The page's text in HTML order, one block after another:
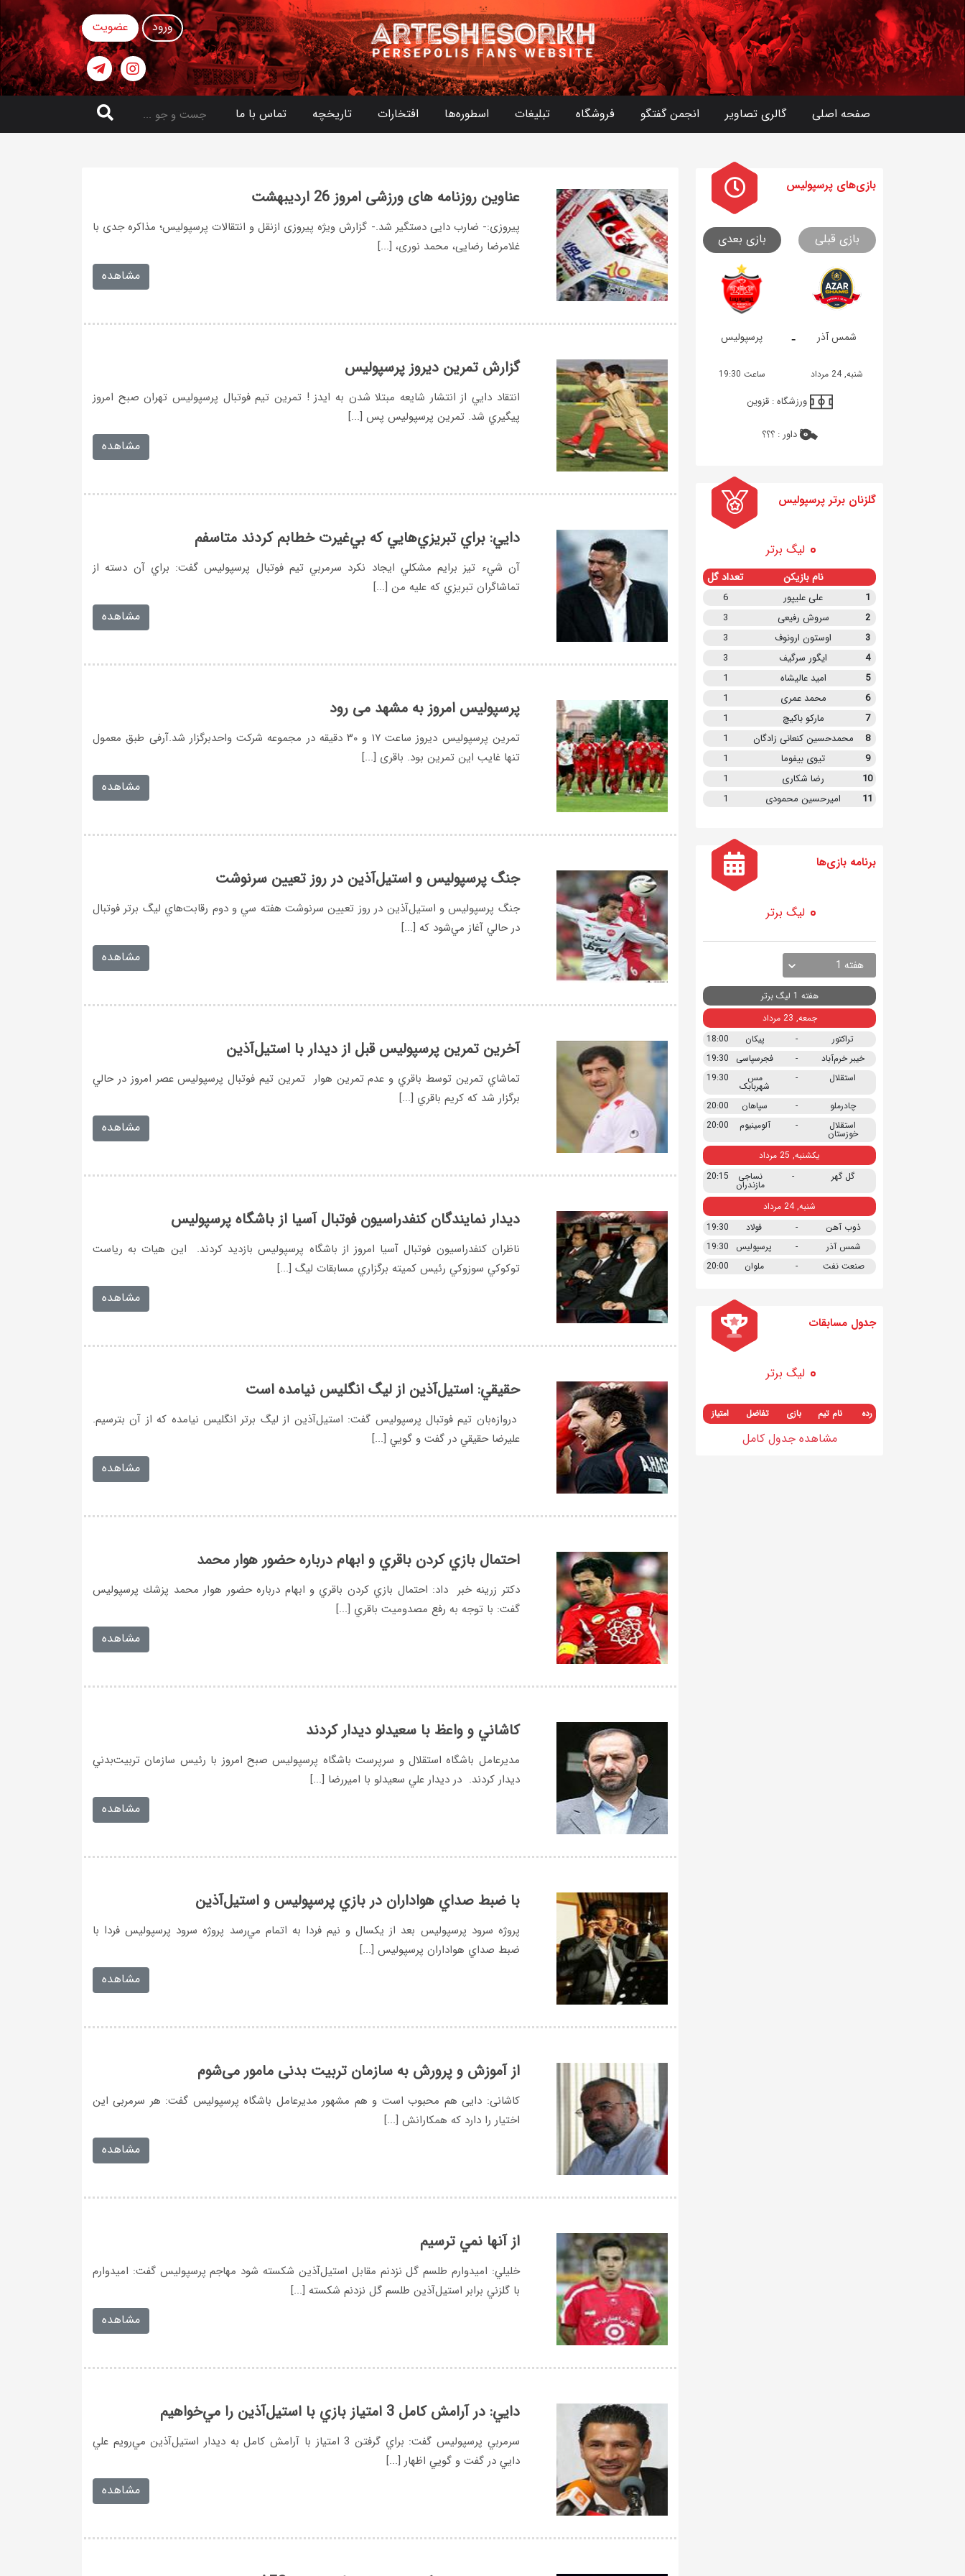
ورود عضویت
صفحه اصلی گالری تصاویر انجمن گفتگو فروشگاه تبلیغات اسطوره‌ها افتخارات تاریخچه تماس با ما
عناوین روزنامه های ورزشی امروز 26 اردیبهشت
پیروزی:- ضارب دایی دستگیر شد.- گزارش ویژه پیروزی ازنقل و انتقالات پرسپولیس؛ مذاکره جدی با
غلامرضا رضایی،‌ محمد نوری،‌ [...]
مشاهده
گزارش تمرين ديروز پرسپوليس
انتقاد دايي از انتشار شايعه مبتلا شدن به ايدز ! تمرين تيم فوتبال پرسپوليس تهران صبح امروز
پيگيري شد. تمرين پرسپوليس پس [...]
مشاهده
دايي: براي تبريزي‌هايي كه بي‌غيرت خطابم كردند متاسفم
آن شيء تيز برايم مشكلي ايجاد نكرد سرمربي تيم فوتبال پرسپوليس گفت: براي آن دسته از
تماشاگران تبريزي كه عليه من [...]
مشاهده
پرسپوليس امروز به مشهد مى رود
تمرين پرسپوليس ديروز ساعت ۱۷ و ۳۰ دقيقه در مجموعه شركت واحدبرگزار شد.آرفى طبق معمول
تنها غايب اين تمرين بود. باقرى [...]
مشاهده
جنگ پرسپوليس و استيل‌آذين در روز تعيين سرنوشت
جنگ پرسپوليس و استيل‌آذين در روز تعيين سرنوشت هفته سي و دوم رقابت‌هاي ليگ برتر فوتبال
در حالي آغاز مي‌شود كه [...]
مشاهده
آخرين تمرين پرسپوليس قبل از ديدار با استيل‌آذين
تماشاي تمرين توسط باقري و عدم تمرين هوار تمرين تيم فوتبال پرسپوليس عصر امروز در حالي
برگزار شد كه كريم باقري [...]
مشاهده
ديدار نمايندگان كنفدراسيون فوتبال آسيا از باشگاه پرسپوليس
ناظران كنفدراسيون فوتبال آسيا امروز از باشگاه پرسپوليس بازديد كردند. اين هيات به رياست
توكوكي سوزوكي رئيس كميته برگزاري مسابقات ليگ [...]
مشاهده
حقيقي: استيل‌آذين از ليگ انگليس نيامده است
دروازه‌بان تيم فوتبال پرسپوليس گفت: استيل‌آذين از ليگ برتر انگليس نيامده كه از آن بترسيم.
عليرضا حقيقي در گفت و گويي [...]
مشاهده
احتمال بازي كردن باقري و ابهام درباره حضور هوار محمد
دكتر زرينه خبر داد: احتمال بازي كردن باقري و ابهام درباره حضور هوار محمد پزشك پرسپوليس
گفت: با توجه به رفع مصدوميت باقري [...]
مشاهده
كاشاني و واعظ با سعيدلو ديدار كردند
مديرعامل باشگاه استقلال و سرپرست باشگاه پرسپوليس صبح امروز با رئيس سازمان تربيت‌بدني
ديدار كردند. در ديدار علي سعيدلو با اميررضا [...]
مشاهده
با ضبط صداي هواداران در بازي پرسپوليس و استيل‌آذين
پروژه سرود پرسپوليس بعد از يكسال و نيم فردا به اتمام مي‌رسد پروژه سرود پرسپوليس فردا با
ضبط صداي هواداران پرسپوليس [...]
مشاهده
از آموزش و پرورش به سازمان تربیت بدنی مامور می‌شوم
کاشانی: دایی هم محبوب است و هم مشهور مدیرعامل باشگاه پرسپولیس گفت: هر سرمربی این
اختیار را دارد که همکارانش [...]
مشاهده
از آنها نمي ترسيم
خليلي: اميدوارم طلسم گل نزدنم مقابل استيل‌‌آذين شكسته شود مهاجم پرسپوليس گفت: اميدوارم
با گلزني برابر استيل‌آذين طلسم گل نزدنم شكسته [...]
مشاهده
دايي: در آرامش كامل 3 امتياز بازي با استيل‌آذين را مي‌خواهيم
سرمربي پرسپوليس گفت: براي گرفتن 3 امتياز با آرامش كامل به ديدار استيل‌آذين مي‌رويم علي
دايي در گفت و گويي اظهار [...]
مشاهده
بازی های پرسپولیس
بازی قبلی بازی بعدی
- شمس آذر پرسپولیس
شنبه, 24 مرداد ساعت 19:30
ورزشگاه :قزوین
داور :؟؟؟
گلزنان برتر پرسپولیس
لیگ برتر
نام بازیکن تعداد گل
1 علی علیپور
6
2
سروش رفیعی
3
3
اوستون ارونوف
3
4
ایگور سرگیف
3
5
امید عالیشاه
1
6
محمد عمری
1
7
مارکو باکیچ
1
8
محمدحسین کنعانی زادگان
1
9
تیوی بیفوما
1
10
رضا شکاری
1
11
امیرحسین محمودی 1
برنامه بازی ها
لیگ برتر
هفته 1
هفته 1 لیگ برتر
جمعه, 23 مرداد
تراکتور
- پیکان
18:00
خیبر خرم‌آباد
- فجرسپاسی
19:30
استقلال
- مس
شهربابک
19:30
چادرملو - سپاهان
20:00
استقلال
خوزستان
- آلومینیوم 20:00
یکشنبه, 25 مرداد
گل گهر
- نساجی
مازندران
20:15
شنبه, 24 مرداد
ذوب آهن
- فولاد
19:30
شمس آذر
- پرسپولیس
19:30
صنعت نفت
- ملوان 20:00
جدول مسابقات
لیگ برتر
رده نام تیم بازی تفاضل امتیاز
مشاهده جدول کامل